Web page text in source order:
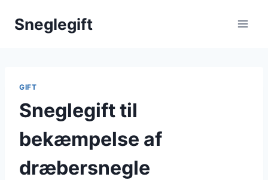
Sneglegift
GIFT
Sneglegift til
bekæmpelse af
dræbersnegle